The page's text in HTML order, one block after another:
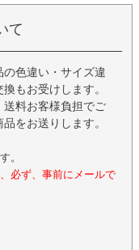
て
色違い・サイズ違
もお受けします。
料お客様負担でご
をお送りします。
。
必ず、事前にメールで